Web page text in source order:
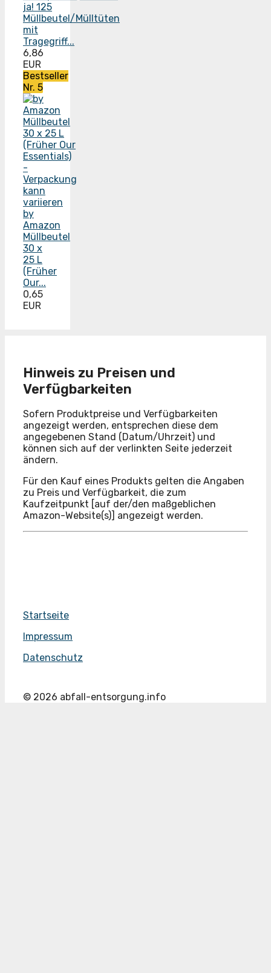
ja! 125
Müllbeutel/Mülltüten
mit
Tragegriff...
6,86
EUR
Bestseller
Nr. 5
by
Amazon
Müllbeutel
30 x
25 L
(Früher
Our...
0,65
EUR
Hinweis zu Preisen und
Verfügbarkeiten
Sofern Produktpreise und Verfügbarkeiten
angezeigt werden, entsprechen diese dem
angegebenen Stand (Datum/Uhrzeit) und
können sich auf der verlinkten Seite jederzeit
ändern.
Für den Kauf eines Produkts gelten die Angaben
zu Preis und Verfügbarkeit, die zum
Kaufzeitpunkt [auf der/den maßgeblichen
Amazon-Website(s)] angezeigt werden.
Startseite
Impressum
Datenschutz
© 2026 abfall-entsorgung.info